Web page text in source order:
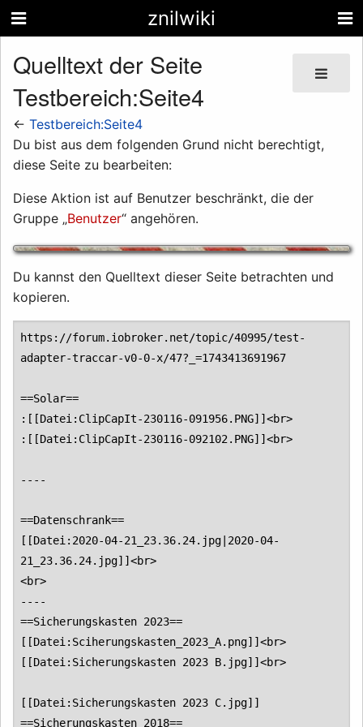
znilwiki
Quelltext der Seite
Testbereich:Seite4
← Testbereich:Seite4
Du bist aus dem folgenden Grund nicht berechtigt,
diese Seite zu bearbeiten:
Diese Aktion ist auf Benutzer beschränkt, die der
Gruppe „Benutzer“ angehören.
Du kannst den Quelltext dieser Seite betrachten und
kopieren.